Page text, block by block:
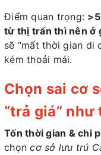
Điểm quan trọng:
từ thị trấn thì nên ở
sẽ “mất thời gian di
kém thoải mái.
Chọn sai cơ
“trả giá” như
Tốn thời gian & chi
chọncơ sở lưu trú